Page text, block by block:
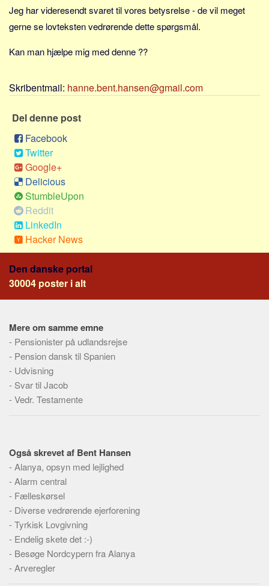
Norge
Thailand
Alle
Nøgleord
Bolig
Job
Virksomhed
Investering
Pension og opsparing
Forbrug
Social sikring og sundhed
Transport
Økonomi
Jura og regler
Skatter og afgifter
Alle
Meta
Dokumenttyper
Emner
Skribenter
Personer
Steder
Jeg har videresendt svaret til vores betysrelse - de vil meget
gerne se lovteksten vedrørende dette spørgsmål.
Kan man hjælpe mig med denne ??
Skribentmail: hanne.bent.hansen@gmail.com
Del denne post
Facebook
Twitter
Google+
Delicious
StumbleUpon
Reddit
LinkedIn
Hacker News
Den danske portal
30004 poster i alt
Mere om samme emne
- Pensionister på udlandsrejse
- Pension dansk til Spanien
- Udvisning
- Svar til Jacob
-Vedr. Testamente
Også skrevet af Bent Hansen
-Alanya, opsyn med lejlighed
-Alarm central
- Fælleskørsel
- Diverse vedrørende ejerforening
-Tyrkisk Lovgivning
- Endelig skete det :-)
- Besøge Nordcypern fra Alanya
-Arveregler